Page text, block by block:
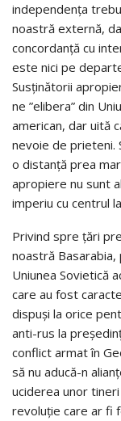
independenţa
noastră externă,
concordanţă cu
este nici pe
Susţinătorii
ne ”elibera” din
american, dar uită
nevoie de prieteni.
o distanţă prea
apropiere nu sunt
imperiu cu centrul
Privind spre ţări
noastră
Uniunea Sovietică
care au fost
dispuşi la orice
anti-rus la
conflict armat în
să nu aducă-n
uciderea unor
revoluţie care ar fi